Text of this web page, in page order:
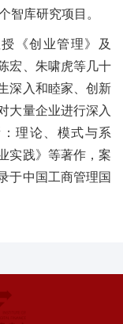
智库研究项目。
《创业管理》及
宏、朱啸虎等几十
深入和睦家、创新
大量企业进行深入
理论、模式与系
实践》等著作，案
于中国工商管理国